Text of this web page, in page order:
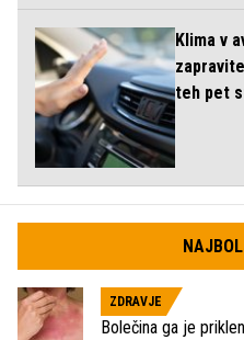
Klima v
teh pet
ZDRAVJE
Bolečina ga je